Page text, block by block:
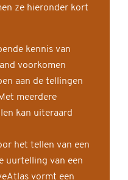
ze hieronder kort
kennis van
voorkomen
aan de tellingen
meerdere
kan uiteraard
het tellen van een
uurtelling van een
vormt een